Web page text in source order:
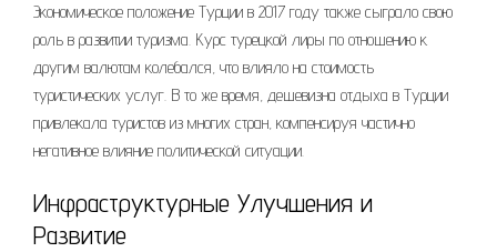
Экономическое положение Турции в 2017 году также сыграло свою
роль в развитии туризма. Курс турецкой лиры по отношению к
другим валютам колебался, что влияло на стоимость
туристических услуг. В то же время, дешевизна отдыха в Турции
привлекала туристов из многих стран, компенсируя частично
негативное влияние политической ситуации.
Инфраструктурные Улучшения и
Развитие